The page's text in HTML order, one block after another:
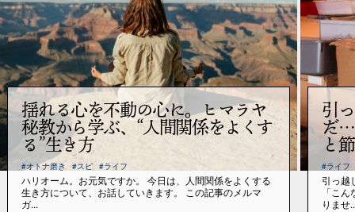
揺れる心を不動の心に。ヒマラヤ
秘教から学ぶ、“人間関係をよくす
る”生き方
#オトナ磨き #スピ #ライフ
ハリオーム。お元気ですか。 今日は、人間関係をよくする
生き方について、お話していきます。 この記事のメルマ
ガ...
引
だ…
と
#ライフ
引っ越
「こ
りませ